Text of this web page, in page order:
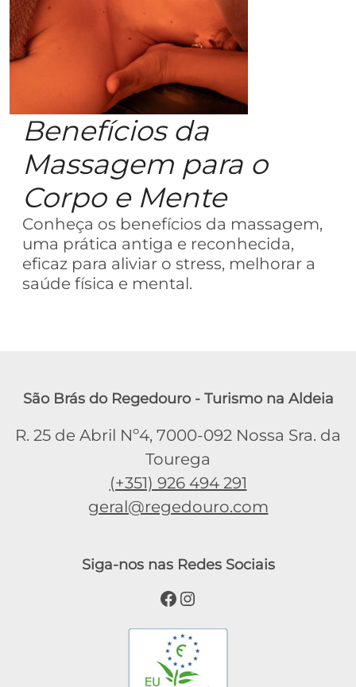
Benefícios da
Massagem para o
Corpo e Mente
Conheça os benefícios da massagem,
uma prática antiga e reconhecida,
eficaz para aliviar o stress, melhorar a
saúde física e mental.
São Brás do Regedouro - Turismo na Aldeia
R. 25 de Abril Nº4, 7000-092 Nossa Sra. da
Tourega
(+351) 926 494 291
geral@regedouro.com
Siga-nos nas Redes Sociais
Facebook
Instagram